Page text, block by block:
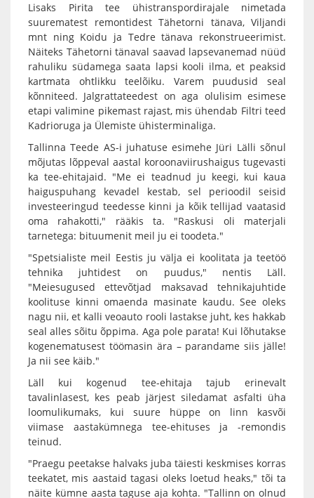
Lisaks Pirita tee ühistranspordirajale nimetada
suurematest remontidest Tähetorni tänava, Viljandi
mnt ning Koidu ja Tedre tänava rekonstrueerimist.
Näiteks Tähetorni tänaval saavad lapsevanemad nüüd
rahuliku südamega saata lapsi kooli ilma, et peaksid
kartmata ohtlikku teelõiku. Varem puudusid seal
kõnniteed. Jalgrattateedest on aga olulisim esimese
etapi valimine pikemast rajast, mis ühendab Filtri teed
Kadrioruga ja Ülemiste ühisterminaliga.
Tallinna Teede AS-i juhatuse esimehe Jüri Lälli sõnul
mõjutas lõppeval aastal koroonaviirushaigus tugevasti
ka tee-ehitajaid. "Me ei teadnud ju keegi, kui kaua
haiguspuhang kevadel kestab, sel perioodil seisid
investeeringud teedesse kinni ja kõik tellijad vaatasid
oma rahakotti," rääkis ta. "Raskusi oli materjali
tarnetega: bituumenit meil ju ei toodeta."
"Spetsialiste meil Eestis ju välja ei koolitata ja teetöö
tehnika juhtidest on puudus," nentis Läll.
"Meiesugused ettevõtjad maksavad tehnikajuhtide
koolituse kinni omaenda masinate kaudu. See oleks
nagu nii, et kalli veoauto rooli lastakse juht, kes hakkab
seal alles sõitu õppima. Aga pole parata! Kui lõhutakse
kogenematusest töömasin ära – parandame siis jälle!
Ja nii see käib."
Läll kui kogenud tee-ehitaja tajub erinevalt
tavalinlasest, kes peab järjest siledamat asfalti üha
loomulikumaks, kui suure hüppe on linn kasvõi
viimase aastakümnega tee-ehituses ja -remondis
teinud.
"Praegu peetakse halvaks juba täiesti keskmises korras
teekatet, mis aastaid tagasi oleks loetud heaks," tõi ta
näite kümne aasta taguse aja kohta. "Tallinn on olnud